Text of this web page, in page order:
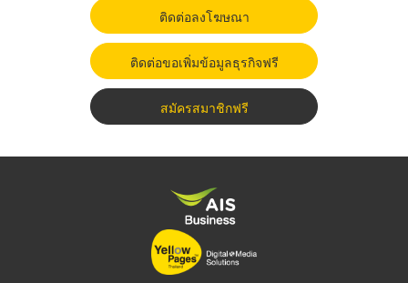
ติดต่อลงโฆษณา
ติดต่อขอเพิ่มข้อมูลธุรกิจฟรี
สมัครสมาชิกฟรี